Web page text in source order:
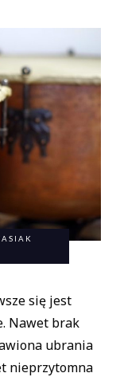
się jest
Nawet brak
ubrania
nieprzytomna